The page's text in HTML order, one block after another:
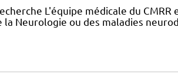
L'équipe médicale du CMRR
Neurologie ou des maladies